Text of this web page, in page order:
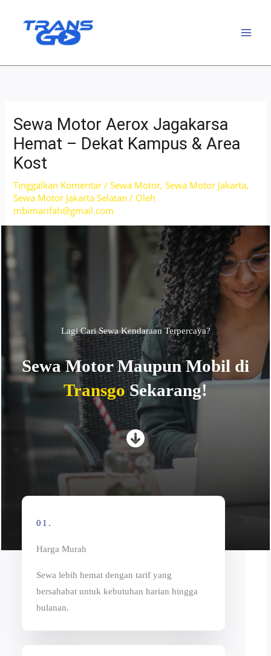
Sewa Motor Aerox Jagakarsa
Hemat – Dekat Kampus & Area
Kost
Tinggalkan Komentar /Sewa Motor,Sewa Motor Jakarta,
Sewa Motor Jakarta Selatan / Oleh
mbimarifah@gmail.com
Lagi Cari Sewa Kendaraan Terpercaya?
Sewa Motor Maupun Mobil di
Transgo Sekarang!
01.
Harga Murah
Sewa lebih hemat dengan tarif yang
bersahabat untuk kebutuhan harian hingga
bulanan.